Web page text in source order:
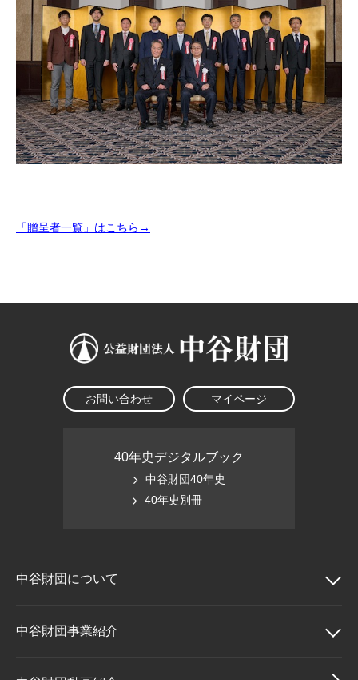
「贈呈者一覧」はこちら→
お問い合わせ マイページ
40年史デジタルブック
中谷財団40年史
40年史別冊
中谷財団について
中谷財団について
中谷財団事業紹介